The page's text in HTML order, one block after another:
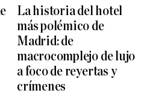
La historia del hotel
más polémico de
Madrid: de
macrocomplejo de lujo
a foco de reyertas y
crímenes